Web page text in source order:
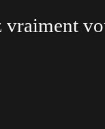
vraiment